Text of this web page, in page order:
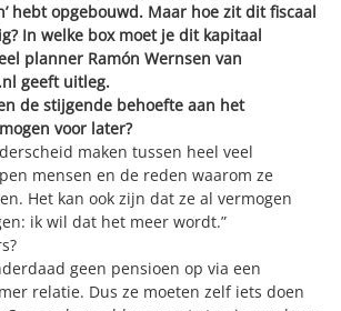
hebt opgebouwd. Maar hoe zit dit fiscaal
In welke box moet je dit kapitaal
planner Ramón Wernsen van
geeft uitleg.
de stijgende behoefte aan het
voor later?
maken tussen heel veel
mensen en de reden waarom ze
Het kan ook zijn dat ze al vermogen
ik wil dat het meer wordt.”
geen pensioen op via een
relatie. Dus ze moeten zelf iets doen